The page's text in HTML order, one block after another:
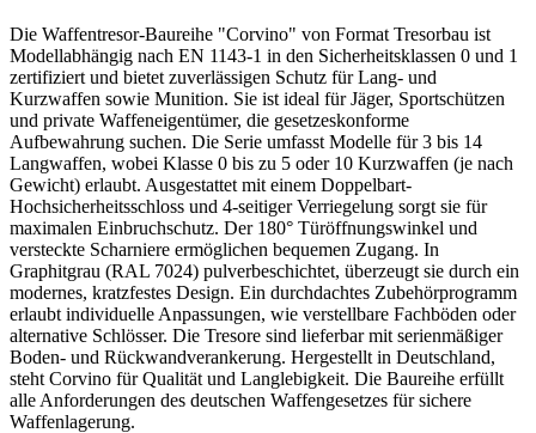
Die Waffentresor-Baureihe "Corvino" von Format Tresorbau ist
Modellabhängig nach EN 1143-1 in den Sicherheitsklassen 0 und 1
zertifiziert und bietet zuverlässigen Schutz für Lang- und
Kurzwaffen sowie Munition. Sie ist ideal für Jäger, Sportschützen
und private Waffeneigentümer, die gesetzeskonforme
Aufbewahrung suchen. Die Serie umfasst Modelle für 3 bis 14
Langwaffen, wobei Klasse 0 bis zu 5 oder 10 Kurzwaffen (je nach
Gewicht) erlaubt. Ausgestattet mit einem Doppelbart-
Hochsicherheitsschloss und 4-seitiger Verriegelung sorgt sie für
maximalen Einbruchschutz. Der 180° Türöffnungswinkel und
versteckte Scharniere ermöglichen bequemen Zugang. In
Graphitgrau (RAL 7024) pulverbeschichtet, überzeugt sie durch ein
modernes, kratzfestes Design. Ein durchdachtes Zubehörprogramm
erlaubt individuelle Anpassungen, wie verstellbare Fachböden oder
alternative Schlösser. Die Tresore sind lieferbar mit serienmäßiger
Boden- und Rückwandverankerung. Hergestellt in Deutschland,
steht Corvino für Qualität und Langlebigkeit. Die Baureihe erfüllt
alle Anforderungen des deutschen Waffengesetzes für sichere
Waffenlagerung.